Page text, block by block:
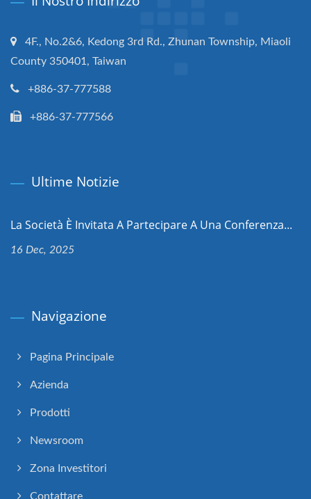
4F., No.2&6, Kedong 3rd Rd., Zhunan Township, Miaoli
County 350401, Taiwan
+886-37-777588
+886-37-777566
Ultime Notizie
La Società È Invitata A Partecipare A Una Conferenza...
16 Dec, 2025
Navigazione
Pagina Principale
Azienda
Prodotti
Newsroom
Zona Investitori
Contattare